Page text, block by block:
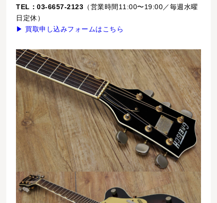
TEL：03-6657-2123 （営業時間11:00〜19:00／毎週水曜
日定休）
▶ 買取申し込みフォームはこちら